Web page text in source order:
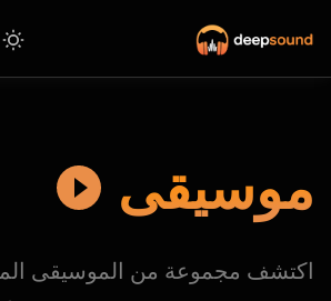
موسيقى
اكتشف مجموعة من الموسيقى